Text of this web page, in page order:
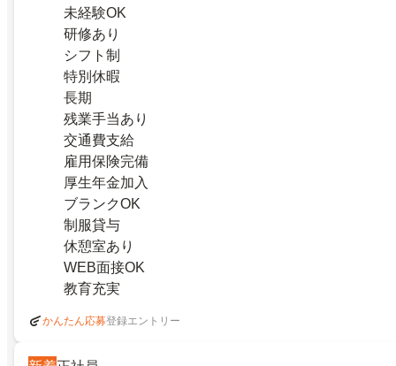
未経験OK
研修あり
シフト制
特別休暇
長期
残業手当あり
交通費支給
雇用保険完備
厚生年金加入
ブランクOK
制服貸与
休憩室あり
WEB面接OK
教育充実
かんたん応募登録エントリー